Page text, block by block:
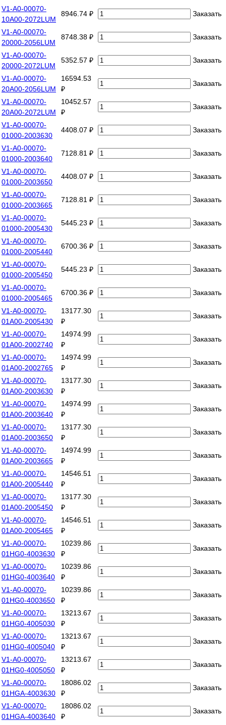
V1-A0-00070-
10A00-2072LUM
8946.74 ₽ Заказать
V1-A0-00070-
20000-2056LUM
8748.38 ₽ Заказать
V1-A0-00070-
20000-2072LUM
5352.57 ₽ Заказать
V1-A0-00070-
20A00-2056LUM
16594.53
₽
Заказать
V1-A0-00070-
20A00-2072LUM
10452.57
₽
Заказать
V1-A0-00070-
01000-2003630
4408.07 ₽ Заказать
V1-A0-00070-
01000-2003640
7128.81 ₽ Заказать
V1-A0-00070-
01000-2003650
4408.07 ₽ Заказать
V1-A0-00070-
01000-2003665
7128.81 ₽ Заказать
V1-A0-00070-
01000-2005430
5445.23 ₽ Заказать
V1-A0-00070-
01000-2005440
6700.36 ₽ Заказать
V1-A0-00070-
01000-2005450
5445.23 ₽ Заказать
V1-A0-00070-
01000-2005465
6700.36 ₽ Заказать
V1-A0-00070-
01А00-2005430
13177.30
₽
Заказать
V1-A0-00070-
01A00-2002740
14974.99
₽
Заказать
V1-A0-00070-
01A00-2002765
14974.99
₽
Заказать
V1-A0-00070-
01A00-2003630
13177.30
₽
Заказать
V1-A0-00070-
01A00-2003640
14974.99
₽
Заказать
V1-A0-00070-
01A00-2003650
13177.30
₽
Заказать
V1-A0-00070-
01A00-2003665
14974.99
₽
Заказать
V1-A0-00070-
01A00-2005440
14546.51
₽
Заказать
V1-A0-00070-
01A00-2005450
13177.30
₽
Заказать
V1-A0-00070-
01A00-2005465
14546.51
₽
Заказать
V1-A0-00070-
01HG0-4003630
10239.86
₽
Заказать
V1-A0-00070-
01HG0-4003640
10239.86
₽
Заказать
V1-A0-00070-
01HG0-4003650
10239.86
₽
Заказать
V1-A0-00070-
01HG0-4005030
13213.67
₽
Заказать
V1-A0-00070-
01HG0-4005040
13213.67
₽
Заказать
V1-A0-00070-
01HG0-4005050
13213.67
₽
Заказать
V1-A0-00070-
01HGA-4003630
18086.02
₽
Заказать
V1-A0-00070-
01HGA-4003640
18086.02
₽
Заказать